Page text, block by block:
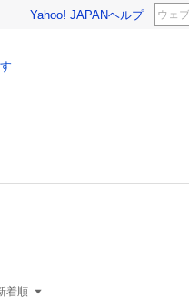
Yahoo! JAPANヘルプ
着順